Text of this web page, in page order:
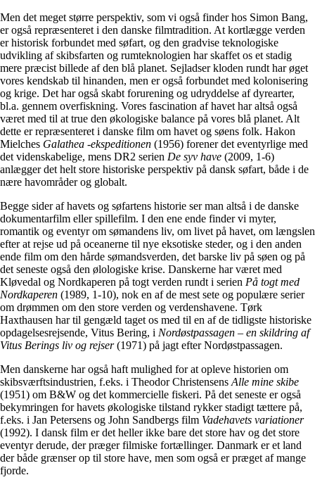
Men det meget større perspektiv, som vi også finder hos Simon Bang,
er også repræsenteret i den danske filmtradition. At kortlægge verden
er historisk forbundet med søfart, og den gradvise teknologiske
udvikling af skibsfarten og rumteknologien har skaffet os et stadig
mere præcist billede af den blå planet. Sejladser kloden rundt har øget
vores kendskab til hinanden, men er også forbundet med kolonisering
og krige. Det har også skabt forurening og udryddelse af dyrearter,
bl.a. gennem overfiskning. Vores fascination af havet har altså også
været med til at true den økologiske balance på vores blå planet. Alt
dette er repræsenteret i danske film om havet og søens folk. Hakon
Mielches Galathea -ekspeditionen (1956) forener det eventyrlige med
det videnskabelige, mens DR2 serien De syv have (2009, 1-6)
anlægger det helt store historiske perspektiv på dansk søfart, både i de
nære havområder og globalt.
Begge sider af havets og søfartens historie ser man altså i de danske
dokumentarfilm eller spillefilm. I den ene ende finder vi myter,
romantik og eventyr om sømandens liv, om livet på havet, om længslen
efter at rejse ud på oceanerne til nye eksotiske steder, og i den anden
ende film om den hårde sømandsverden, det barske liv på søen og på
det seneste også den ølologiske krise. Danskerne har været med
Kløvedal og Nordkaperen på togt verden rundt i serien På togt med
Nordkaperen (1989, 1-10), nok en af de mest sete og populære serier
om drømmen om den store verden og verdenshavene. Tørk
Haxthausen har til gengæld taget os med til en af de tidligste historiske
opdagelsesrejsende, Vitus Bering, i Nordøstpassagen – en skildring af
Vitus Berings liv og rejser(1971) på jagt efter Nordøstpassagen.
Men danskerne har også haft mulighed for at opleve historien om
skibsværftsindustrien, f.eks. i Theodor Christensens Alle mine skibe
(1951) om B&W og det kommercielle fiskeri. På det seneste er også
bekymringen for havets økologiske tilstand rykker stadigt tættere på,
f.eks. i Jan Petersens og John Sandbergs film Vadehavets variationer
(1992). I dansk film er det heller ikke bare det store hav og det store
eventyr derude, der præger filmiske fortællinger. Danmark er et land
der både grænser op til store have, men som også er præget af mange
fjorde.